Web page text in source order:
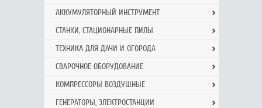
АККУМУЛЯТОРНЫЙ ИНСТРУМЕНТ
СТАНКИ, СТАЦИОНАРНЫЕ ПИЛЫ
ТЕХНИКА ДЛЯ ДАЧИ И ОГОРОДА
СВАРОЧНОЕ ОБОРУДОВАНИЕ
КОМПРЕССОРЫ ВОЗДУШНЫЕ
ГЕНЕРАТОРЫ, ЭЛЕКТРОСТАНЦИИ